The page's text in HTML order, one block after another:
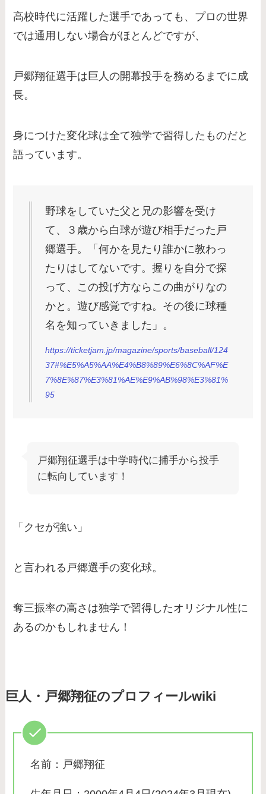
高校時代に活躍した選手であっても、プロの世界
では通用しない場合がほとんどですが、
戸郷翔征選手は巨人の開幕投手を務めるまでに成
長。
身につけた変化球は全て独学で習得したものだと
語っています。
野球をしていた父と兄の影響を受け
て、３歳から白球が遊び相手だった戸
郷選手。「何かを見たり誰かに教わっ
たりはしてないです。握りを自分で探
って、この投げ方ならこの曲がりなの
かと。遊び感覚ですね。その後に球種
名を知っていきました」。
https://ticketjam.jp/magazine/sports/baseball/124
37#%E5%A5%AA%E4%B8%89%E6%8C%AF%E
7%8E%87%E3%81%AE%E9%AB%98%E3%81%
95
戸郷翔征選手は中学時代に捕手から投手
に転向しています！
「クセが強い」
と言われる戸郷選手の変化球。
奪三振率の高さは独学で習得したオリジナル性に
あるのかもしれません！
巨人・戸郷翔征のプロフィールwiki
名前：戸郷翔征